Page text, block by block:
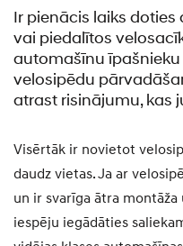
Ir pienācis laiks
vai piedalītos
automašīnu
velosipēdu
atrast risinājumu, kas
Visērtāk ir novietot
daudz vietas. Ja ar
un ir svarīga ātra
iespēju iegādāties